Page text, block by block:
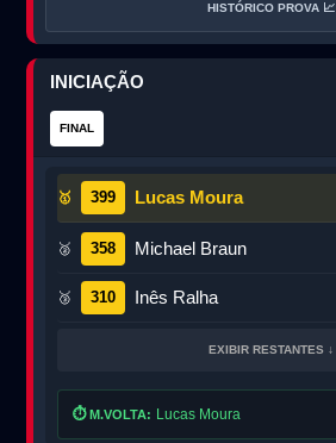
HISTÓRICO PROVA 📈
INICIAÇÃO
FINAL
🥇 399 Lucas Moura
🥈 358 Michael Braun
🥉 310 Inês Ralha
EXIBIR RESTANTES ↓
⏱️M.VOLTA: Lucas Moura